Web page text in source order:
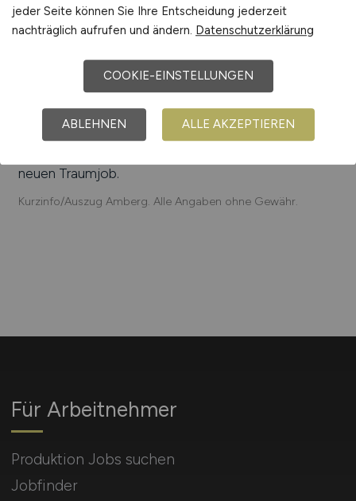
GmbH
Einfach online aktuelle Stellenangebote inAmberg
und Umgebung suchen. Informieren Sie sich auf
unserem Stellenmarkt über Jobangebote und
Karriereperspektiven inAmberg.
Machen Sie den nächsten Schritt auf der
neuen Traumjob.
Kurzinfo/Auszug Amberg. Alle Angaben ohne Gewähr.
Für Arbeitnehmer
Produktion Jobs suchen
Jobfinder
jeder Seite können Sie Ihre Entscheidung jederzeit
nachträglich aufrufen und ändern. Datenschutzerklärung
COOKIE-EINSTELLUNGEN
ABLEHNEN ALLE AKZEPTIEREN